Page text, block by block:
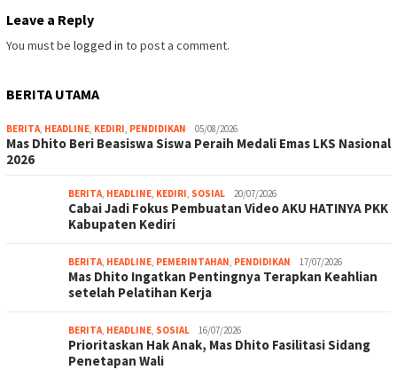
Leave a Reply
You must be logged in to post a comment.
BERITA UTAMA
BERITA, HEADLINE, KEDIRI, PENDIDIKAN 05/08/2026
Mas Dhito Beri Beasiswa Siswa Peraih Medali Emas LKS Nasional
2026
BERITA, HEADLINE, KEDIRI, SOSIAL 20/07/2026
Cabai Jadi Fokus Pembuatan Video AKU HATINYA PKK
Kabupaten Kediri
BERITA, HEADLINE, PEMERINTAHAN, PENDIDIKAN 17/07/2026
Mas Dhito Ingatkan Pentingnya Terapkan Keahlian
setelah Pelatihan Kerja
BERITA, HEADLINE, SOSIAL 16/07/2026
Prioritaskan Hak Anak, Mas Dhito Fasilitasi Sidang
Penetapan Wali